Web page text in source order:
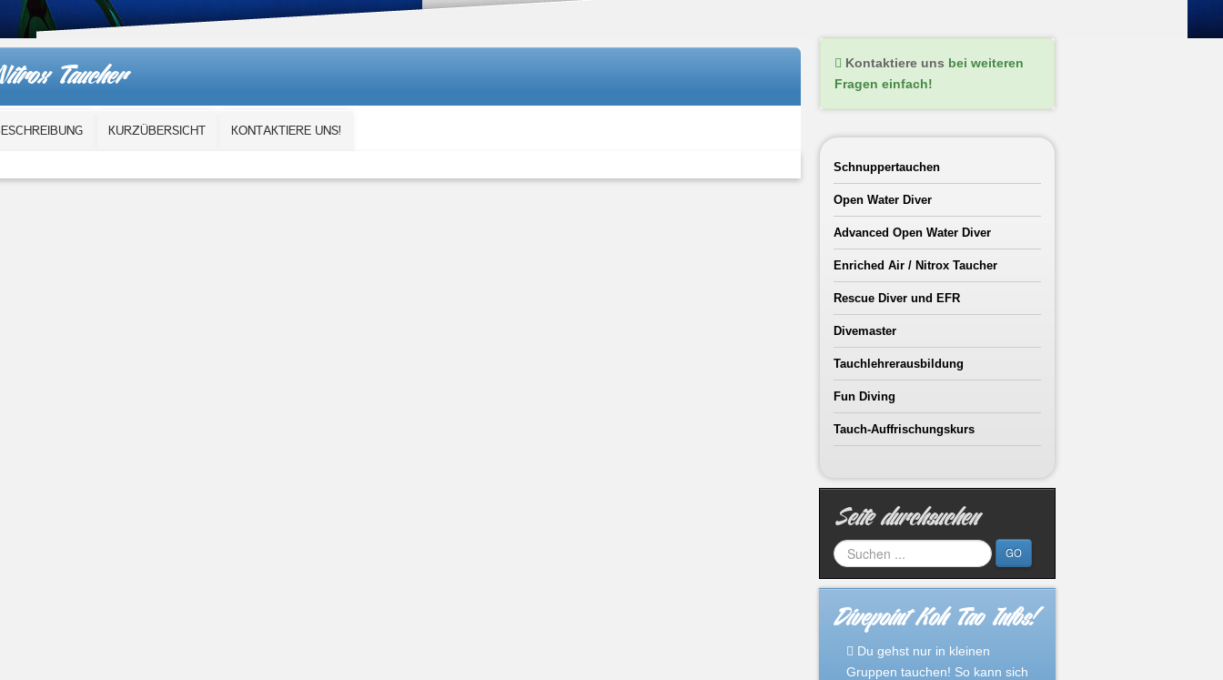
auch
sehr
preiswert!
Taucher
KURZÜBERSICHT KONTAKTIERE UNS!
Kontaktiere uns bei weiteren
Fragen einfach!
Schnuppertauchen
Open Water Diver
Advanced Open Water Diver
Enriched Air / Nitrox Taucher
Rescue Diver und EFR
Divemaster
Tauchlehrerausbildung
Fun Diving
Tauch-Auffrischungskurs
Seite durchsuchen
GO
Divepoint Koh Tao Infos!
Du gehst nur in kleinen
Gruppen tauchen! So kann sich